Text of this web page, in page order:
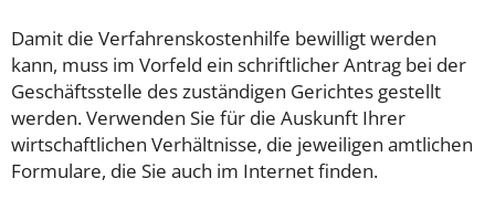
Damit die Verfahrenskostenhilfe bewilligt werden
kann, muss im Vorfeld ein schriftlicher Antrag bei der
Geschäftsstelle des zuständigen Gerichtes gestellt
werden. Verwenden Sie für die Auskunft Ihrer
wirtschaftlichen Verhältnisse, die jeweiligen amtlichen
Formulare, die Sie auch im Internet finden.